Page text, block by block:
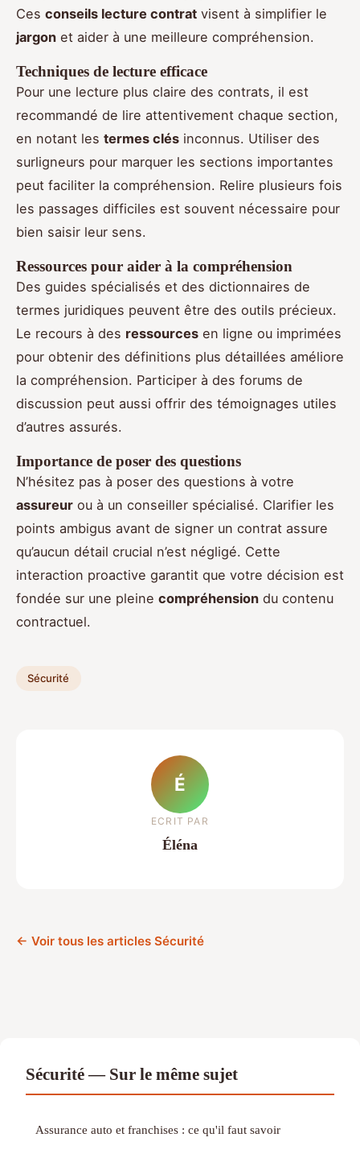
Ces conseils lecture contrat visent à simplifier le
jargon et aider à une meilleure compréhension.
Techniques de lecture efficace
Pour une lecture plus claire des contrats, il est
recommandé de lire attentivement chaque section,
en notant les termes clés inconnus. Utiliser des
surligneurs pour marquer les sections importantes
peut faciliter la compréhension. Relire plusieurs fois
les passages difficiles est souvent nécessaire pour
bien saisir leur sens.
Ressources pour aider à la compréhension
Des guides spécialisés et des dictionnaires de
termes juridiques peuvent être des outils précieux.
Le recours à des ressources en ligne ou imprimées
pour obtenir des définitions plus détaillées améliore
la compréhension. Participer à des forums de
discussion peut aussi offrir des témoignages utiles
d’autres assurés.
Importance de poser des questions
N’hésitez pas à poser des questions à votre
assureur ou à un conseiller spécialisé. Clarifier les
points ambigus avant de signer un contrat assure
qu’aucun détail crucial n’est négligé. Cette
interaction proactive garantit que votre décision est
fondée sur une pleine compréhension du contenu
contractuel.
Sécurité
É
ECRIT PAR
Éléna
← Voir tous les articles Sécurité
Sécurité — Sur le même sujet
Assurance auto et franchises : ce qu'il faut savoir